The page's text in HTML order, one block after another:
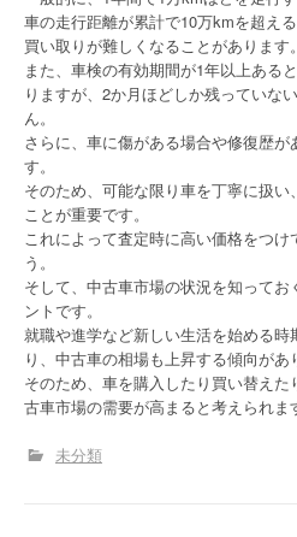
車の走行距離が累計で10万kmを超え
買い取りが難しくなることがあります。
また、車検の有効期間が1年以上ある
りますが、2か月ほどしか残っていな
ん。
さらに、車に傷がある場合や修復歴が
す。
そのため、可能な限り車を丁寧に扱
ことが重要です。
これによって査定時に高い価格をつけ
う。
そして、中古車市場の状況を知って
ントです。
就職や進学など新しい生活を始める時
り、中古車の相場も上昇する傾向があ
そのため、車を購入したり買い替え
古車市場の需要が高まると考えられま
未分類